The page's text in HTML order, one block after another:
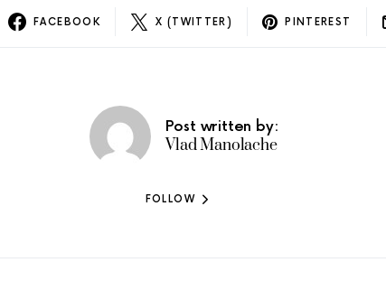
FACEBOOK X (TWITTER) PINTEREST
Post written by:
Vlad Manolache
FOLLOW